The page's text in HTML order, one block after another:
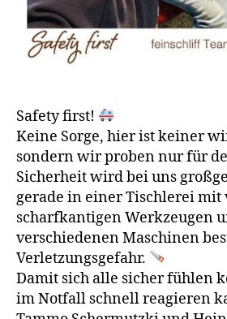
Safety first!
Keine Sorge, hier ist keiner
sondern wir proben nur für
Sicherheit wird bei uns
gerade in einer Tischlerei mit
scharfkantigen Werkzeugen
verschiedenen Maschinen
Verletzungsgefahr.
Damit sich alle sicher fühlen
im Notfall schnell reagieren